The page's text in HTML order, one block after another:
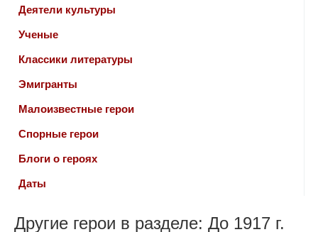
Деятели культуры
Ученые
Классики литературы
Эмигранты
Малоизвестные герои
Спорные герои
Блоги о героях
Даты
Другие герои в разделе: До 1917 г.